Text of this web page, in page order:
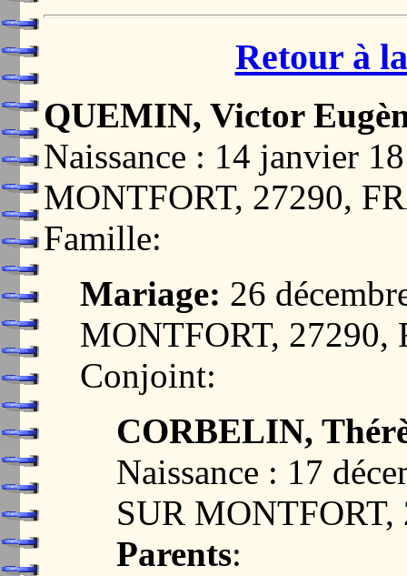
Retour à
QUEMIN, Victor
Naissance : 14 janvier
MONTFORT, 27290,
Famille:
Mariage: 26
MONTFORT, 27290,
Conjoint:
CORBELIN,
Naissance : 17
SUR
Parents: